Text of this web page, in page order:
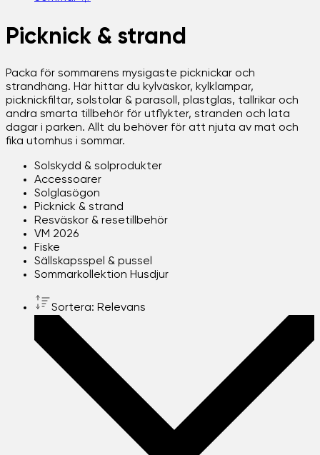
Picknick & strand
Packa för sommarens mysigaste picknickar och
strandhäng. Här hittar du kylväskor, kylklampar,
picknickfiltar, solstolar & parasoll, plastglas, tallrikar och
andra smarta tillbehör för utflykter, stranden och lata
dagar i parken. Allt du behöver för att njuta av mat och
fika utomhus i sommar.
Solskydd & solprodukter
Accessoarer
Solglasögon
Picknick & strand
Resväskor & resetillbehör
VM 2026
Fiske
Sällskapsspel & pussel
Sommarkollektion Husdjur
Sortera: Relevans